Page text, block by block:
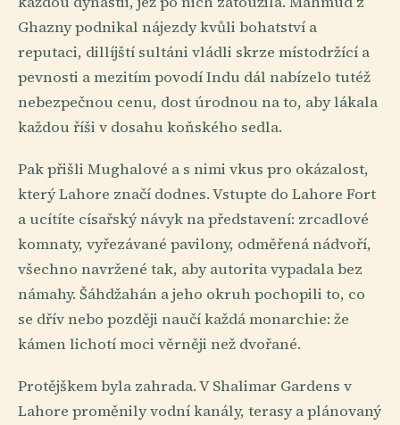
Ghazny podnikal nájezdy kvůli bohatství a
reputaci, dillíjští sultáni vládli skrze místodržící a
pevnosti a mezitím povodí Indu dál nabízelo tutéž
nebezpečnou cenu, dost úrodnou na to, aby lákala
každou říši v dosahu koňského sedla.
Pak přišli Mughalové a s nimi vkus pro okázalost,
který Lahore značí dodnes. Vstupte do Lahore Fort
a ucítíte císařský návyk na představení: zrcadlové
komnaty, vyřezávané pavilony, odměřená nádvoří,
všechno navržené tak, aby autorita vypadala bez
námahy. Šáhdžahán a jeho okruh pochopili to, co
se dřív nebo později naučí každá monarchie: že
kámen lichotí moci věrněji než dvořané.
Protějškem byla zahrada. V Shalimar Gardens v
Lahore proměnily vodní kanály, terasy a plánovaný